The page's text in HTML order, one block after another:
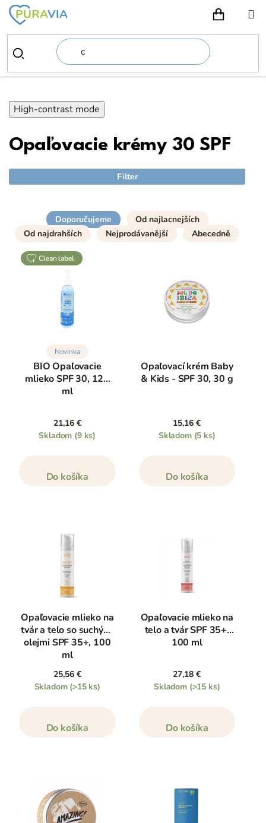
Prejsť
obsah
High-contrast mode
Opaľovacie krémy 30 SPF
Filter
Doporučujeme
Od najlacnejších
Od najdrahších
Nejprodávanější Abecedně
clean label
Novinka
BIO Opaľovacie
mlieko SPF 30, 125
ml
21,16 €
Skladom (9 ks)
Do košíka
Opaľovací krém Baby
& Kids - SPF 30, 30 g
15,16 €
Skladom (5 ks)
Do košíka
Opaľovacie mlieko na
tvár a telo so suchými
olejmi SPF 35+, 100
ml
25,56 €
Skladom (>15 ks)
Do košíka
Opaľovacie mlieko na
telo a tvár SPF 35+,
100 ml
27,18 €
Skladom (>15 ks)
Do košíka